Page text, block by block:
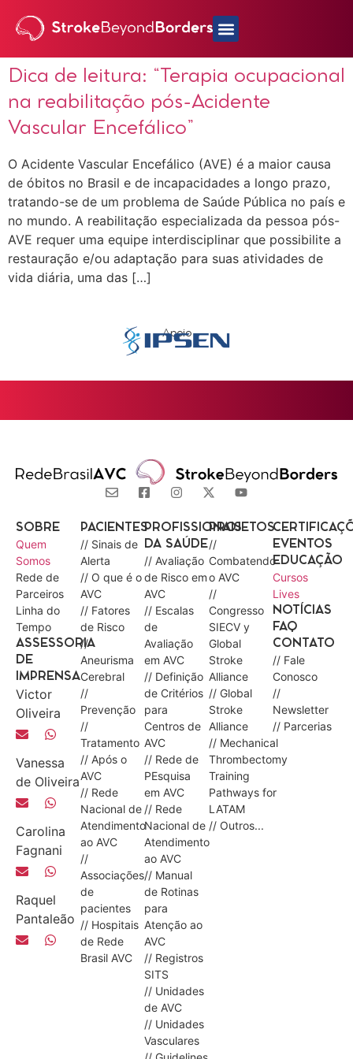
Dica de leitura: “Terapia ocupacional
na reabilitação pós-Acidente
Vascular Encefálico”
O Acidente Vascular Encefálico (AVE) é a maior causa
de óbitos no Brasil e de incapacidades a longo prazo,
tratando-se de um problema de Saúde Pública no país e
no mundo. A reabilitação especializada da pessoa pós-
AVE requer uma equipe interdisciplinar que possibilite a
restauração e/ou adaptação para suas atividades de
vida diária, uma das […]
Apoio
SOBRE
Quem
Somos
Rede de
Parceiros
Linha do
Tempo
ASSESSORIA
DE
IMPRENSA
Victor
Oliveira
Vanessa
de Oliveira
Carolina
Fagnani
Raquel
Pantaleão
PACIENTES
// Sinais de
Alerta
// O que é o
AVC
// Fatores
de Risco
//
Aneurisma
Cerebral
//
Prevenção
//
Tratamento
// Após o
AVC
// Rede
Nacional de
Atendimento
ao AVC
//
Associações
de
pacientes
// Hospitais
de Rede
Brasil AVC
PROFISSIONAIS
DA SAÚDE
// Avaliação
de Risco em
AVC
// Escalas
de
Avaliação
em AVC
// Definição
de Critérios
para
Centros de
AVC
// Rede de
PEsquisa
em AVC
// Rede
Nacional de
Atendimento
ao AVC
// Manual
de Rotinas
para
Atenção ao
AVC
// Registros
SITS
// Unidades
de AVC
// Unidades
Vasculares
PROJETOS
//
Combatendo
o AVC
//
Congresso
SIECV y
Global
Stroke
Alliance
// Global
Stroke
Alliance
// Mechanical
Thrombectomy
Training
Pathways for
LATAM
// Outros...
EVENTOS
EDUCAÇÃO
Cursos
Lives
NOTÍCIAS
FAQ
CONTATO
// Fale
Conosco
//
Newsletter
// Parcerias